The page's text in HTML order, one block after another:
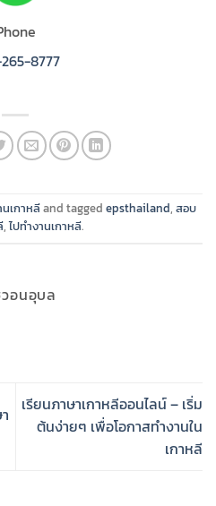
8777
นเกาหลีand tagged epsthailand, สอบ
,ไปทำงานเกาหลี.
อนอุบล
เรียนภาษาเกาหลีออนไลน์ – เริ่ม
ต้นง่ายๆ เพื่อโอกาสทำงานใน
เกาหลี